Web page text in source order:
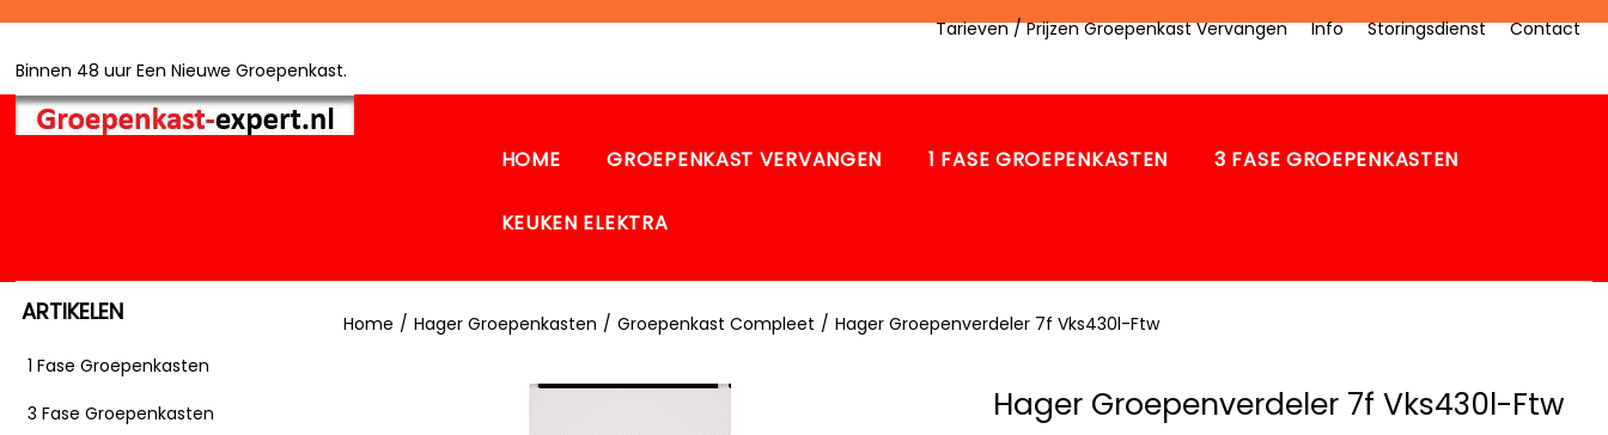
Binnen 48 uur Een Nieuwe Groepenkast.
Tarieven / Prijzen Groepenkast Vervangen Info Storingsdienst Contact
HOME GROEPENKAST VERVANGEN 1 FASE GROEPENKASTEN 3 FASE GROEPENKASTEN
KEUKEN ELEKTRA
ARTIKELEN
1 Fase Groepenkasten
3 Fase Groepenkasten
Home / Hager Groepenkasten / Groepenkast Compleet / Hager Groepenverdeler 7f Vks430l-Ftw
Hager Groepenverdeler 7f Vks430l-Ftw